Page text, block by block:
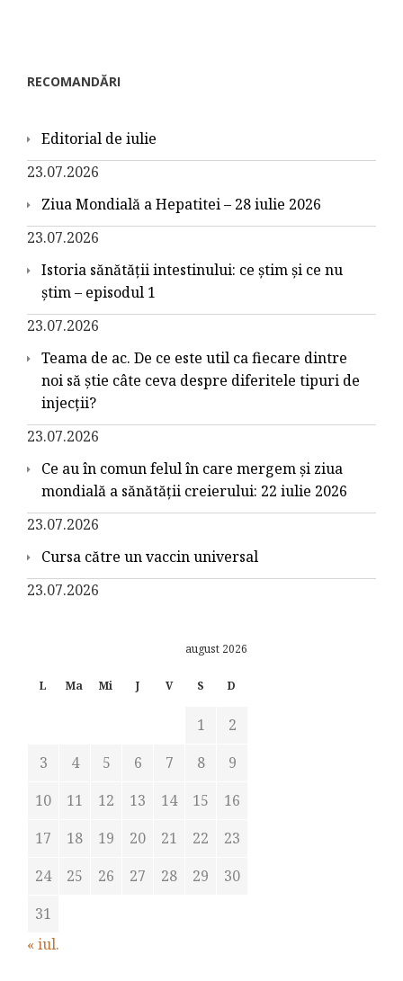
RECOMANDĂRI
Editorial de iulie
23.07.2026
Ziua Mondială a Hepatitei – 28 iulie 2026
23.07.2026
Istoria sănătății intestinului: ce știm și ce nu
știm – episodul 1
23.07.2026
Teama de ac. De ce este util ca fiecare dintre
noi să știe câte ceva despre diferitele tipuri de
injecții?
23.07.2026
Ce au în comun felul în care mergem și ziua
mondială a sănătății creierului: 22 iulie 2026
23.07.2026
Cursa către un vaccin universal
23.07.2026
august 2026
L Ma Mi J V S D
1
2
3
4 5 6 7 8
9
10
11 12 13 14 15
16
17
18 19 20 21 22
23
24
25 26 27 28 29
30
31
« iul.